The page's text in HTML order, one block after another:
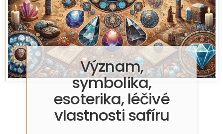
Význam,
symbolika,
esoterika, léčivé
vlastnosti safíru